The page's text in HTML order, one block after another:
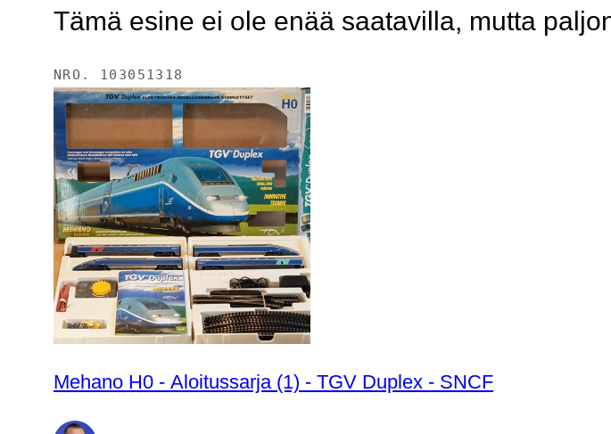
Tämä esine ei ole enää saatavilla, mutta
NRO. 103051318
Mehano H0 - Aloitussarja (1) - TGV Duplex - SNCF